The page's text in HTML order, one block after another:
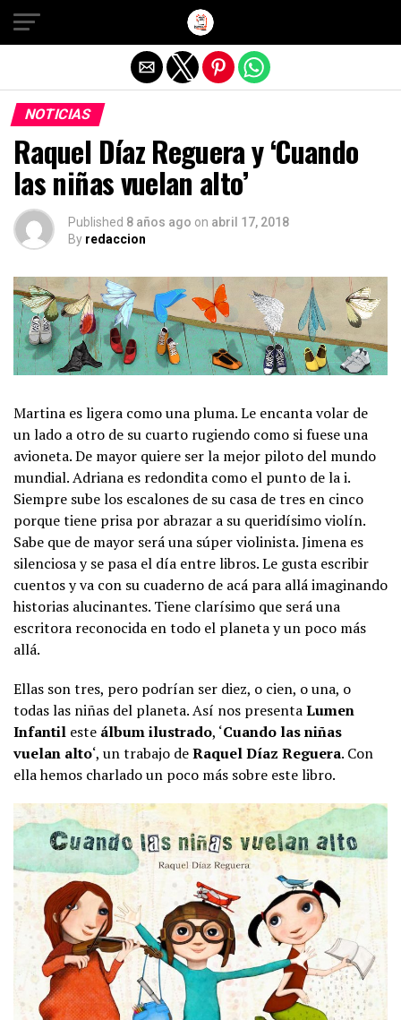
NOTICIAS
Raquel Díaz Reguera y ‘Cuando
las niñas vuelan alto’
Published 8 años ago on abril 17, 2018
By redaccion
Martina es ligera como una pluma. Le encanta volar de
un lado a otro de su cuarto rugiendo como si fuese una
avioneta. De mayor quiere ser la mejor piloto del mundo
mundial. Adriana es redondita como el punto de la i.
Siempre sube los escalones de su casa de tres en cinco
porque tiene prisa por abrazar a su queridísimo violín.
Sabe que de mayor será una súper violinista. Jimena es
silenciosa y se pasa el día entre libros. Le gusta escribir
cuentos y va con su cuaderno de acá para allá imaginando
historias alucinantes. Tiene clarísimo que será una
escritora reconocida en todo el planeta y un poco más
allá.
Ellas son tres, pero podrían ser diez, o cien, o una, o
todas las niñas del planeta. Así nos presentaLumen
Infantil este álbum ilustrado, ‘Cuando las niñas
vuelan alto‘, un trabajo deRaquel Díaz Reguera. Con
ella hemos charlado un poco más sobre este libro.
Salir de la versión móvil